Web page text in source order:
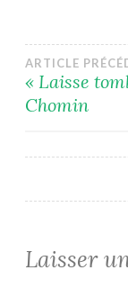
de
ARTICLE
« Laisse
Chomin
Laisser